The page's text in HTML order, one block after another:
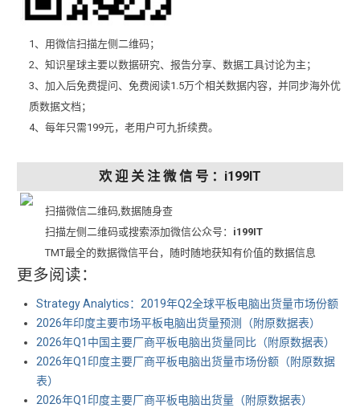
1、用微信扫描左侧二维码；
2、知识星球主要以数据研究、报告分享、数据工具讨论为主；
3、加入后免费提问、免费阅读1.5万个相关数据内容，并同步海外优
质数据文档；
4、每年只需199元，老用户可九折续费。
欢 迎 关 注 微 信 号 ：i199IT
扫描微信二维码,数据随身查
扫描左侧二维码或搜索添加微信公众号： i199IT
TMT最全的数据微信平台，随时随地获知有价值的数据信息
更多阅读：
Strategy Analytics：2019年Q2全球平板电脑出货量市场份额
2026年印度主要市场平板电脑出货量预测（附原数据表） ​​​
2026年Q1中国主要厂商平板电脑出货量同比（附原数据表） ​​​
2026年Q1印度主要厂商平板电脑出货量市场份额（附原数据
表） ​​​
2026年Q1印度主要厂商平板电脑出货量（附原数据表） ​​​